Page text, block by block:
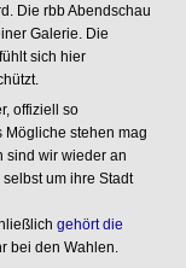
Die rbb Abendschau
Galerie. Die
sich hier
offiziell so
Mögliche stehen mag
sind wir wieder an
um ihre Stadt
gehört die
bei den Wahlen.